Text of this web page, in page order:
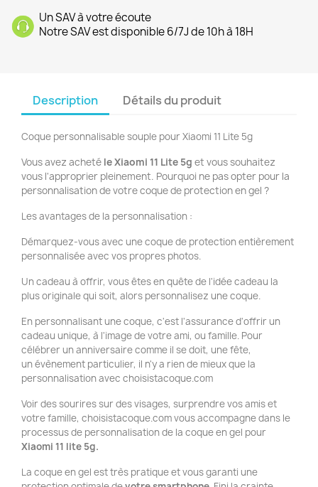
Un SAV à votre écoute
Notre SAV est disponible 6/7J de 10h à 18H
Description Détails du produit
Coque personnalisable souple pour Xiaomi 11 Lite 5g
Vous avez acheté le Xiaomi 11 Lite 5g et vous souhaitez
vous l'approprier pleinement. Pourquoi ne pas opter pour la
personnalisation de votre coque de protection en gel ?
Les avantages de la personnalisation :
Démarquez-vous avec une coque de protection entièrement
personnalisée avec vos propres photos.
Un cadeau à offrir, vous êtes en quête de l'idée cadeau la
plus originale qui soit, alors personnalisez une coque.
En personnalisant une coque, c'est l'assurance d'offrir un
cadeau unique, à l'image de votre ami, ou famille. Pour
célébrer un anniversaire comme il se doit, une fête,
un évènement particulier, il n'y a rien de mieux que la
personnalisation avec choisistacoque.com
Voir des sourires sur des visages, surprendre vos amis et
votre famille, choisistacoque.com vous accompagne dans le
processus de personnalisation de la coque en gel pour
Xiaomi 11 lite 5g.
La coque en gel est très pratique et vous garanti une